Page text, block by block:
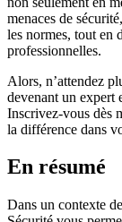
menaces de
les normes, tout en
professionnelles.
Alors, n’attendez
devenant un expert
Inscrivez-vous dès
la différence dans
En résumé
Dans un contexte